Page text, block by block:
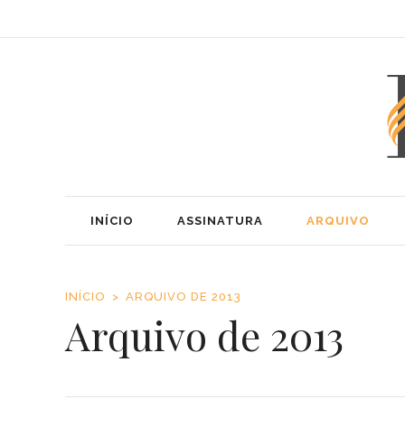
INÍCIO ASSINATURA ARQUIVO
INÍCIO ARQUIVO DE 2013
Arquivo de 2013